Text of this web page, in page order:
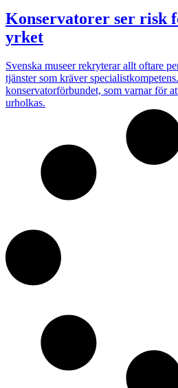
Konservatorer ser risk
yrket
Svenska museer rekryterar allt oftare
tjänster som kräver
konservatorförbundet, som varnar för
urholkas.